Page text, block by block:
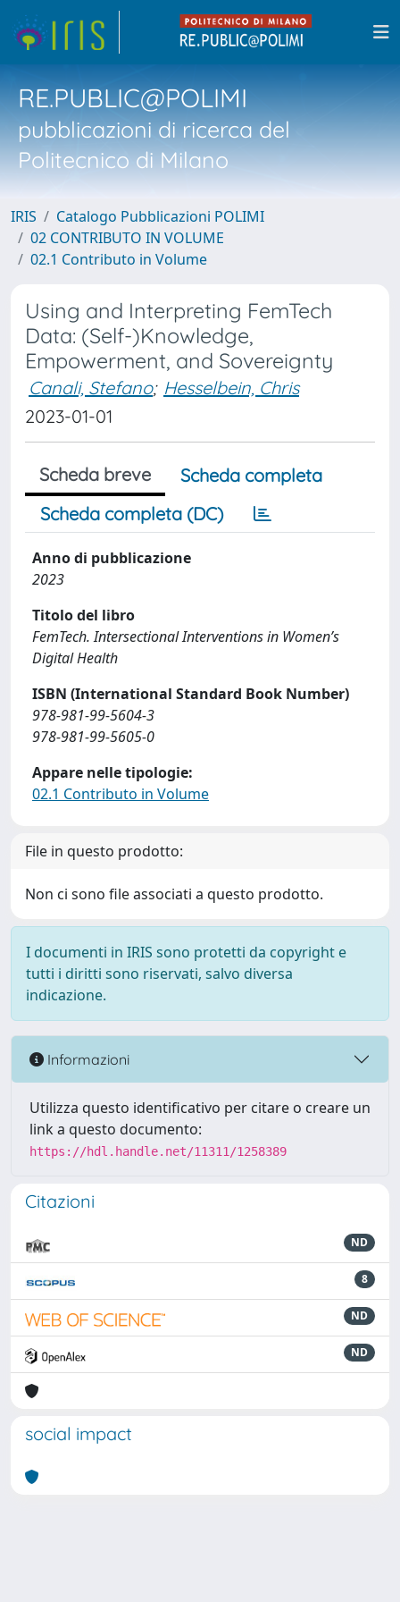
RE.PUBLIC@POLIMI
pubblicazioni di ricerca del
Politecnico di Milano
IRIS
Catalogo Pubblicazioni POLIMI
02 CONTRIBUTO IN VOLUME
02.1 Contributo in Volume
Using and Interpreting FemTech
Data: (Self-)Knowledge,
Empowerment, and Sovereignty
Canali, Stefano; Hesselbein, Chris
2023-01-01
Scheda breve
Scheda completa
Scheda completa (DC)
Anno di pubblicazione
2023
Titolo del libro
FemTech. Intersectional Interventions in Women’s
Digital Health
ISBN (International Standard Book Number)
978-981-99-5604-3
978-981-99-5605-0
Appare nelle tipologie:
02.1 Contributo in Volume
File in questo prodotto:
Non ci sono file associati a questo prodotto.
I documenti in IRIS sono protetti da copyright e
tutti i diritti sono riservati, salvo diversa
indicazione.
Informazioni
Utilizza questo identificativo per citare o creare un
link a questo documento:
https://hdl.handle.net/11311/1258389
Citazioni
ND
8
ND
ND
social impact